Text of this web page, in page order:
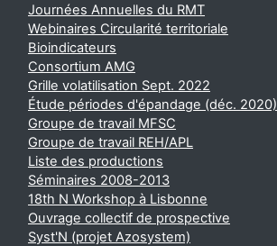
Journées Annuelles du RMT
Webinaires Circularité territoriale
Bioindicateurs
Consortium AMG
Grille volatilisation Sept. 2022
Étude périodes d'épandage (déc. 2020)
Groupe de travail MFSC
Groupe de travail REH/APL
Liste des productions
Séminaires 2008-2013
18th N Workshop à Lisbonne
Ouvrage collectif de prospective
Syst'N (projet Azosystem)